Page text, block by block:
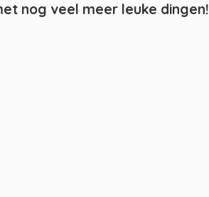
nog veel meer leuke dingen!